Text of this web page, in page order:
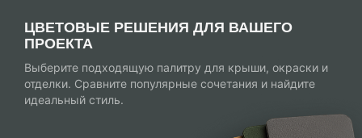
ЦВЕТОВЫЕ РЕШЕНИЯ ДЛЯ ВАШЕГО
ПРОЕКТА
Выберите подходящую палитру для крыши, окраски и
отделки. Сравните популярные сочетания и найдите
идеальный стиль.